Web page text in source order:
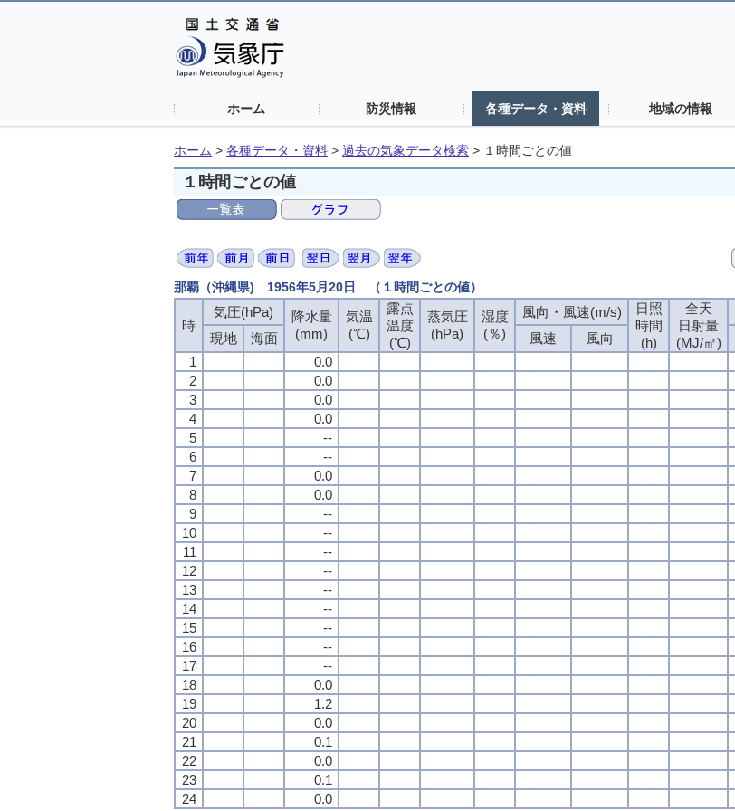
ホーム 防災情報 各種データ・資料 地域の情報
ホーム > 各種データ・資料 > 過去の気象データ検索 > １時間ごとの値
１時間ごとの値
那覇（沖縄県) 1956年5月20日 （１時間ごとの値）
時
気圧(hPa)
降水量
(mm)
気温
(℃)
露点
温度
(℃)
蒸気圧
(hPa)
湿度
(％)
風向・風速(m/s)
日照
時間
(h)
全天
日射量
(MJ/㎡)
現地 海面 風速 風向
1
0.0
2
0.0
3
0.0
4
0.0
5
--
6
--
7
0.0
8
0.0
9
--
10
--
11
--
12
--
13
--
14
--
15
--
16
--
17
--
18
0.0
19
1.2
20
0.0
21
0.1
22
0.0
23
0.1
24
0.0